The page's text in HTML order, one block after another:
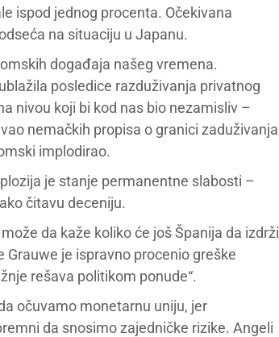
ispod jednog procenta. Očekivana
na situaciju u Japanu.
događaja našeg vremena.
posledice razduživanja privatnog
nivou koji bi kod nas bio nezamisliv –
nemačkih propisa o granici zaduživanja
implodirao.
je stanje permanentne slabosti –
čitavu deceniju.
da kaže koliko će još Španija da izdrži
je ispravno procenio greške
rešava politikom ponude“.
očuvamo monetarnu uniju, jer
da snosimo zajedničke rizike. Angeli